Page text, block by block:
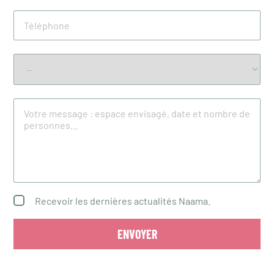
Recevoir les dernières actualités Naama.